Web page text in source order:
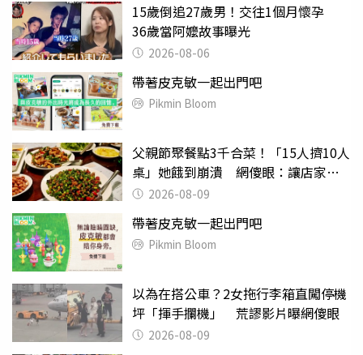
15歲倒追27歲男！交往1個月懷孕
36歲當阿嬤故事曝光
2026-08-06
帶著皮克敏一起出門吧
Pikmin Bloom
父親節聚餐點3千合菜！「15人擠10人
桌」她餓到崩潰 網傻眼：讓店家看
笑話2026-08-09
帶著皮克敏一起出門吧
Pikmin Bloom
以為在搭公車？2女拖行李箱直闖停機
坪「揮手攔機」 荒謬影片曝網傻眼
2026-08-09